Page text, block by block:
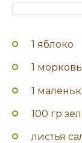
1 яблоко
1 морковь
1
100 гр
листья